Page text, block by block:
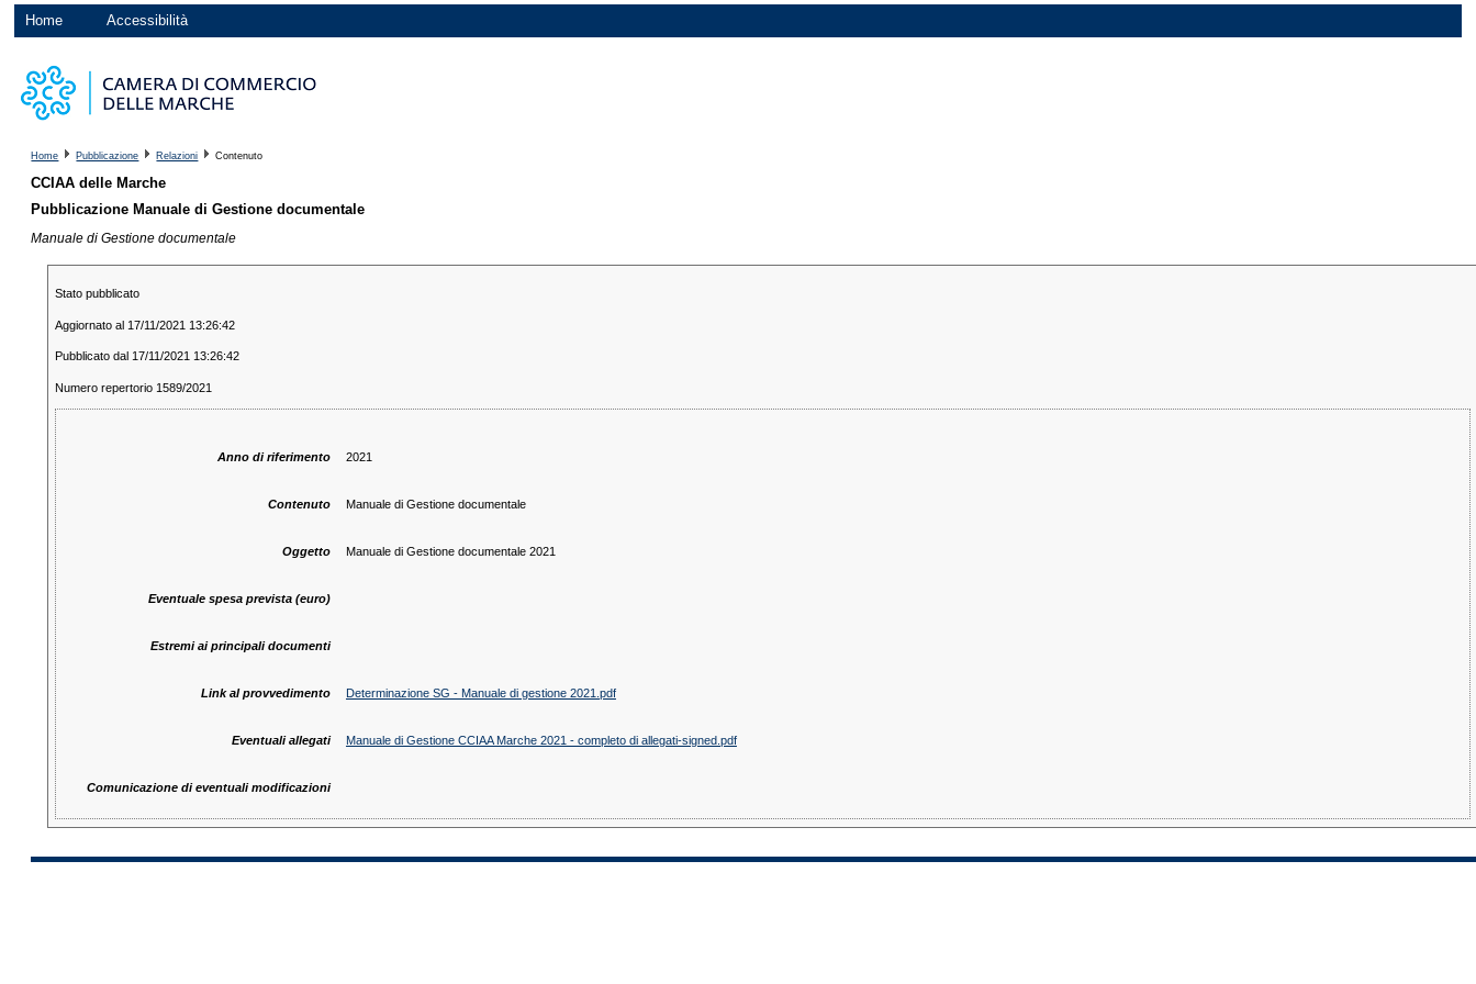
Home Accessibilità
Home Pubblicazione Relazioni Contenuto
CCIAA delle Marche
Pubblicazione Manuale di Gestione documentale
Manuale di Gestione documentale
Stato pubblicato
Aggiornato al 17/11/2021 13:26:42
Pubblicato dal 17/11/2021 13:26:42
Numero repertorio 1589/2021
Anno di riferimento 2021
Contenuto Manuale di Gestione documentale
Oggetto Manuale di Gestione documentale 2021
Eventuale spesa prevista (euro)
Estremi ai principali documenti
Link al provvedimento Determinazione SG - Manuale di gestione 2021.pdf
Eventuali allegati Manuale di Gestione CCIAA Marche 2021 - completo di allegati-signed.pdf
Comunicazione di eventuali modificazioni